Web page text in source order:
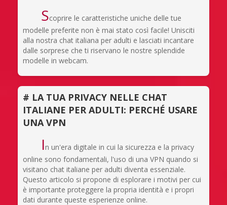
Scoprire le caratteristiche uniche delle tue
modelle preferite non è mai stato così facile! Unisciti
alla nostra chat italiana per adulti e lasciati incantare
dalle sorprese che ti riservano le nostre splendide
modelle in webcam.
# LA TUA PRIVACY NELLE CHAT
ITALIANE PER ADULTI: PERCHÉ USARE
UNA VPN
In un'era digitale in cui la sicurezza e la privacy
online sono fondamentali, l'uso di una VPN quando si
visitano chat italiane per adulti diventa essenziale.
Questo articolo si propone di esplorare i motivi per cui
è importante proteggere la propria identità e i propri
dati durante queste esperienze online.